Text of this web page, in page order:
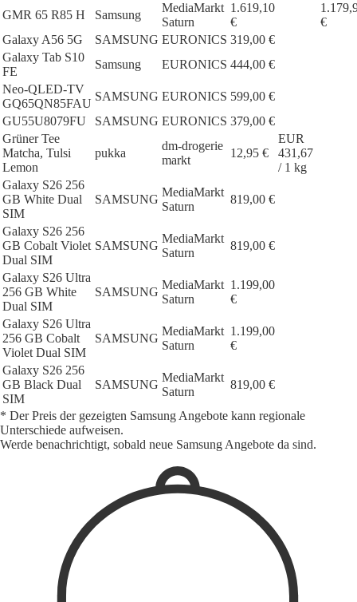
GMR 65 R85 H Samsung
MediaMarkt
Saturn
1.619,10
€
€
Galaxy A56 5G
SAMSUNG EURONICS 319,00 €
Galaxy Tab S10
FE
Samsung EURONICS 444,00 €
Neo-QLED-TV
GQ65QN85FAU
SAMSUNG EURONICS 599,00 €
GU55U8079FU
SAMSUNG EURONICS 379,00 €
Grüner Tee
Matcha, Tulsi
Lemon
pukka
dm-drogerie
markt
12,95 €
EUR
431,67
/ 1 kg
Galaxy S26 256
GB White Dual
SIM
SAMSUNG
MediaMarkt
Saturn
819,00 €
Galaxy S26 256
GB Cobalt Violet
Dual SIM
SAMSUNG
MediaMarkt
Saturn
819,00 €
Galaxy S26 Ultra
256 GB White
Dual SIM
SAMSUNG
MediaMarkt
Saturn
1.199,00
€
Galaxy S26 Ultra
256 GB Cobalt
Violet Dual SIM
SAMSUNG
MediaMarkt
Saturn
1.199,00
€
Galaxy S26 256
GB Black Dual
SIM
SAMSUNG
MediaMarkt
Saturn
819,00 €
* Der Preis der gezeigten Samsung Angebote kann regionale
Unterschiede aufweisen.
Werde benachrichtigt, sobald neue Samsung Angebote da sind.